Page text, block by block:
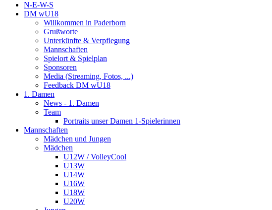
N-E-W-S
DM wU18
Willkommen in Paderborn
Grußworte
Unterkünfte & Verpflegung
Mannschaften
Spielort & Spielplan
Sponsoren
Media (Streaming, Fotos, ...)
Feedback DM wU18
1. Damen
News - 1. Damen
Team
Portraits unser Damen 1-Spielerinnen
Mannschaften
Mädchen und Jungen
Mädchen
U12W / VolleyCool
U13W
U14W
U16W
U18W
U20W